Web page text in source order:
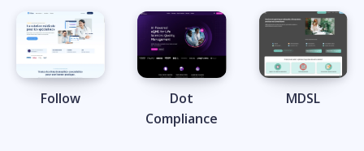
Follow
Dot
Compliance
MDSL